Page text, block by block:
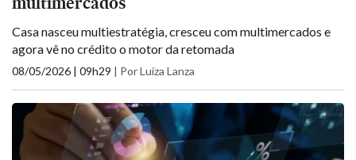
Casa nasceu multiestratégia, cresceu com multimercados e
agora vê no crédito o motor da retomada
08/05/2026 | 09h29 | Por Luíza Lanza